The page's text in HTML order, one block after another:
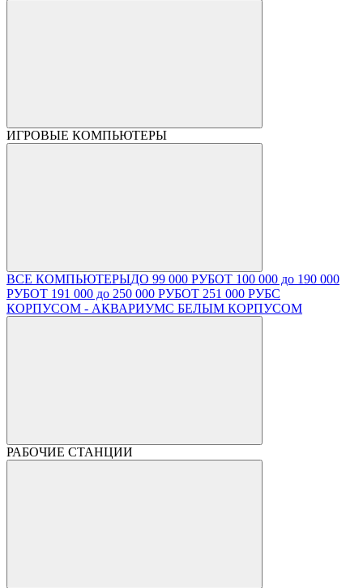
ИГРОВЫЕ КОМПЬЮТЕРЫ
ВСЕ КОМПЬЮТЕРЫДО 99 000 РУБОТ 100 000 до 190 000
РУБОТ 191 000 до 250 000 РУБОТ 251 000 РУБС
КОРПУСОМ - АКВАРИУМС БЕЛЫМ КОРПУСОМ
РАБОЧИЕ СТАНЦИИ